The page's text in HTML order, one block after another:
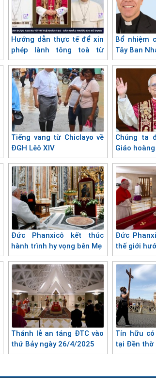
Hướng dẫn thực tế để xin
phép lành tông toà từ
ĐGH
Bổ nhiệm
Tây Ban
Tiếng vang từ Chiclayo về
ĐGH Lêô XIV
Chúng ta
Giáo
Đức Phanxicô kết thúc
hành trình hy vọng bên Mẹ
Đức
thế giới
Thánh lễ an táng ĐTC vào
thứ Bảy ngày 26/4/2025
Tín hữu
tại Đền thờ